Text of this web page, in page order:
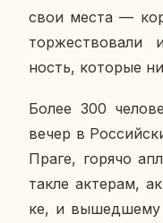
свои места —
тор­же­ство­ва­ли
ность, ко­то­рые
Более 300
вечер в
Праге, горячо
так­ле ак­те­рам,
ке, и